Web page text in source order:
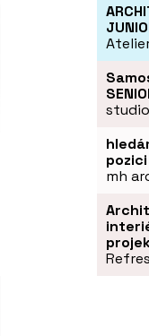
mh